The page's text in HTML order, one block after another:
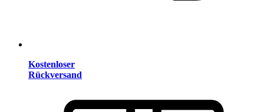
Kostenloser
Rückversand